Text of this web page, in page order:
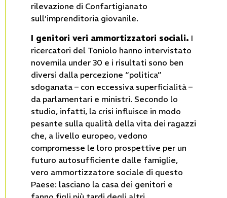
rilevazione di Confartigianato
sull’imprenditoria giovanile.
I genitori veri ammortizzatori sociali. I
ricercatori del Toniolo hanno intervistato
novemila under 30 e i risultati sono ben
diversi dalla percezione “politica”
sdoganata – con eccessiva superficialità –
da parlamentari e ministri. Secondo lo
studio, infatti, la crisi influisce in modo
pesante sulla qualità della vita dei ragazzi
che, a livello europeo, vedono
compromesse le loro prospettive per un
futuro autosufficiente dalle famiglie,
vero ammortizzatore sociale di questo
Paese: lasciano la casa dei genitori e